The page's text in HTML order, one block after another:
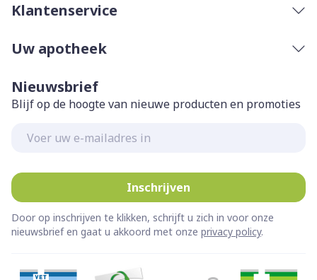
Klantenservice
Uw apotheek
Nieuwsbrief
Blijf op de hoogte van nieuwe producten en promoties
Inschrijven
Door op inschrijven te klikken, schrijft u zich in voor onze
nieuwsbrief en gaat u akkoord met onze privacy policy.